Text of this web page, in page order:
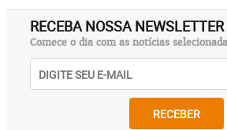
RECEBA NOSSA NEWSLETTER
Comece o dia com as notícias
RECEBER